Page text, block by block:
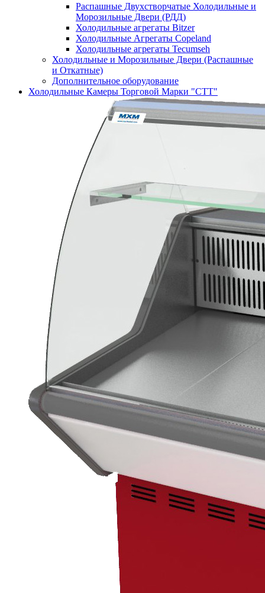
Распашные Двухстворчатые Холодильные и
Морозильные Двери (РДД)
Холодильные агрегаты Bitzer
Холодильные Агрегаты Copeland
Холодильные агрегаты Tecumseh
Холодильные и Морозильные Двери (Распашные
и Откатные)
Дополнительное оборудование
Холодильные Камеры Торговой Марки "СТТ"